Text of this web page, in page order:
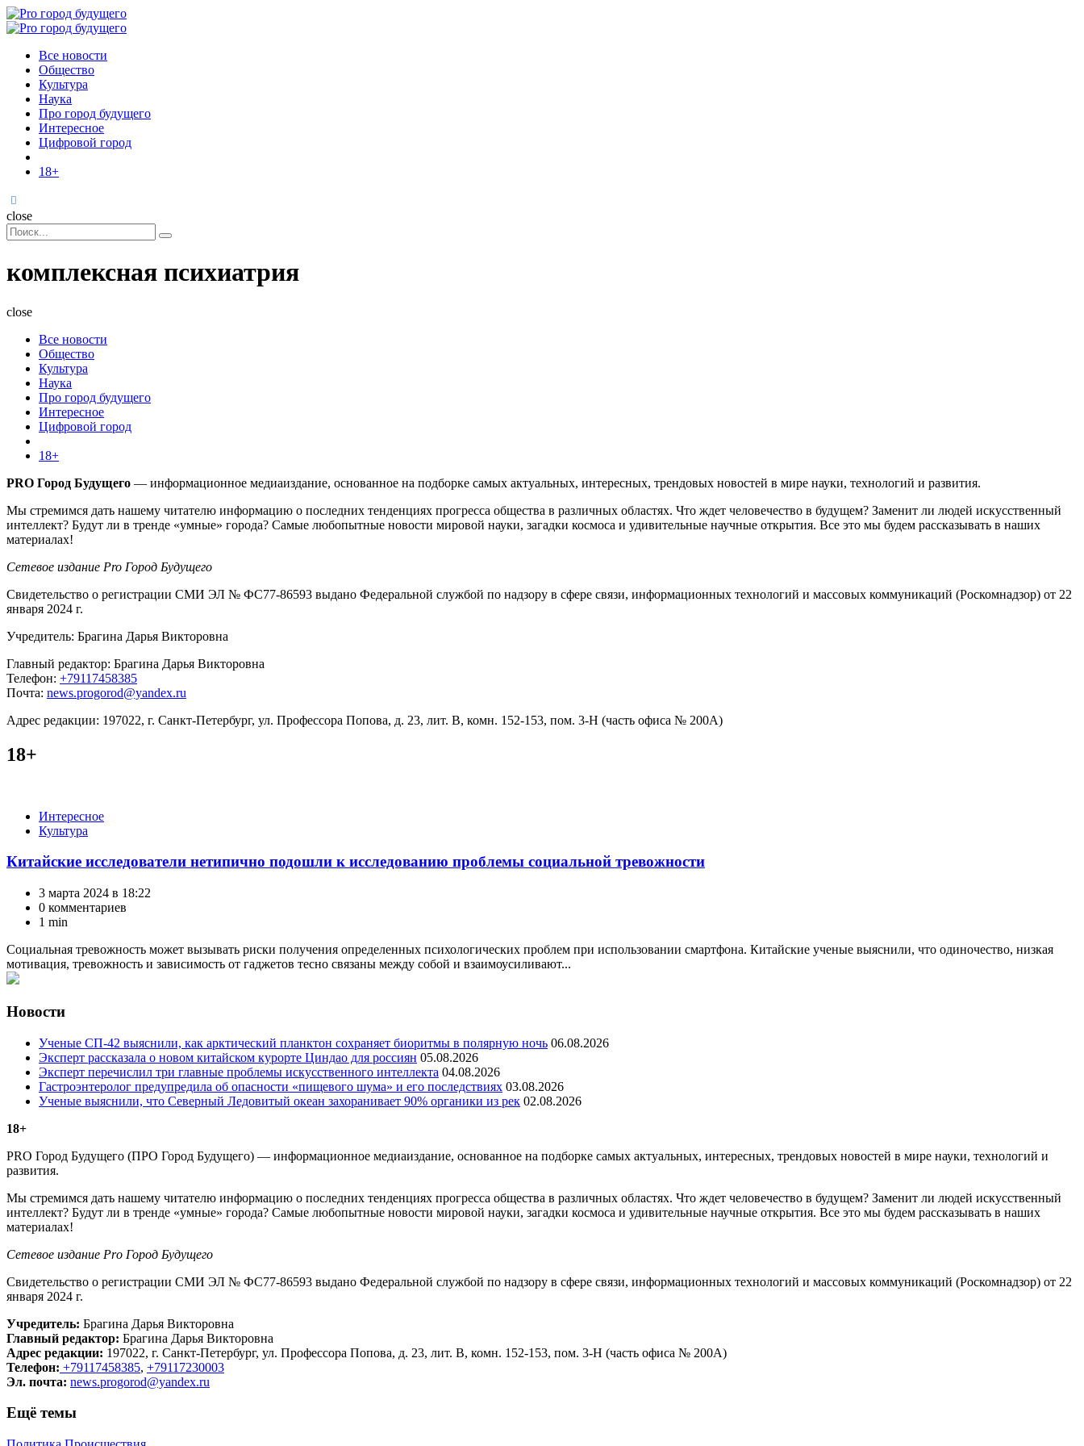
Menu
Поиск
Menu
Pro
Все новости
Общество
Культура
Наука
Про город будущего
Интересное
Цифровой город
18+
Поиск
close
Search
for:
Поиск
комплексная психиатрия
close
Все новости
Общество
Культура
Наука
Про город будущего
Интересное
Цифровой город
18+
PRO Город Будущего — информационное медиаиздание, основанное на подборке самых актуальных, интересных, трендовых новостей в мире науки, технологий и развития.
Мы стремимся дать нашему читателю информацию о последних тенденциях прогресса общества в различных областях. Что ждет человечество в будущем? Заменит ли людей искусственный
интеллект? Будут ли в тренде «умные» города? Самые любопытные новости мировой науки, загадки космоса и удивительные научные открытия. Все это мы будем рассказывать в наших
материалах!
Сетевое издание Pro Город Будущего
Свидетельство о регистрации СМИ ЭЛ № ФС77-86593 выдано Федеральной службой по надзору в сфере связи, информационных технологий и массовых коммуникаций (Роскомнадзор) от 22
января 2024 г.
Учредитель: Брагина Дарья Викторовна
Главный редактор: Брагина Дарья Викторовна
Телефон: +79117458385
Почта: news.progorod@yandex.ru
Адрес редакции: 197022, г. Санкт-Петербург, ул. Профессора Попова, д. 23, лит. В, комн. 152-153, пом. 3-Н (часть офиса № 200А)
18+
КатегорииИнтересное
Культура
Китайские исследователи нетипично подошли к исследованию проблемы социальной тревожности
3 марта 2024 в 18:22
0 комментариев
1 min
Социальная тревожность может вызывать риски получения определенных психологических проблем при использовании смартфона. Китайские ученые выяснили, что одиночество, низкая
мотивация, тревожность и зависимость от гаджетов тесно связаны между собой и взаимоусиливают...
Новости
Ученые СП-42 выяснили, как арктический планктон сохраняет биоритмы в полярную ночь 06.08.2026
Эксперт рассказала о новом китайском курорте Циндао для россиян 05.08.2026
Эксперт перечислил три главные проблемы искусственного интеллекта 04.08.2026
Гастроэнтеролог предупредила об опасности «пищевого шума» и его последствиях 03.08.2026
Ученые выяснили, что Северный Ледовитый океан захоранивает 90% органики из рек 02.08.2026
18+
PRO Город Будущего (ПРО Город Будущего) — информационное медиаиздание, основанное на подборке самых актуальных, интересных, трендовых новостей в мире науки, технологий и
развития.
Мы стремимся дать нашему читателю информацию о последних тенденциях прогресса общества в различных областях. Что ждет человечество в будущем? Заменит ли людей искусственный
интеллект? Будут ли в тренде «умные» города? Самые любопытные новости мировой науки, загадки космоса и удивительные научные открытия. Все это мы будем рассказывать в наших
материалах!
Сетевое издание Рrо Город Будущего
Свидетельство о регистрации СМИ ЭЛ № ФС77-86593 выдано Федеральной службой по надзору в сфере связи, информационных технологий и массовых коммуникаций (Роскомнадзор) от 22
января 2024 г.
Учредитель: Брагина Дарья Викторовна
Главный редактор: Брагина Дарья Викторовна
Адрес редакции: 197022, г. Санкт-Петербург, ул. Профессора Попова, д. 23, лит. В, комн. 152-153, пом. 3-Н (часть офиса № 200А)
Телефон: +79117458385, +79117230003
Эл. почта: news.progorod@yandex.ru
Ещё темы